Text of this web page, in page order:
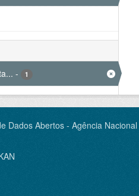
- 1
Dados Abertos - Agência